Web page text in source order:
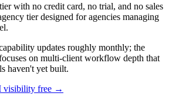
with no credit card, no trial, and no sales
tier designed for agencies managing
updates roughly monthly; the
on multi-client workflow depth that
haven't yet built.
visibility free →